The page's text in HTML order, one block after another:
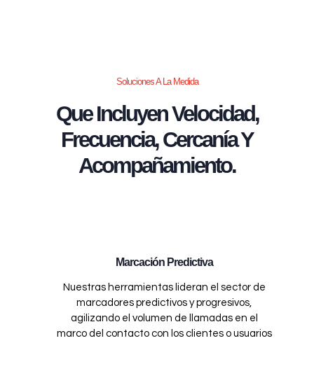
Soluciones A La Medida
Que Incluyen Velocidad,
Frecuencia, Cercanía Y
Acompañamiento.
Marcación Predictiva
Nuestras herramientas lideran el sector de
marcadores predictivos y progresivos,
agilizando el volumen de llamadas en el
marco del contacto con los clientes o usuarios